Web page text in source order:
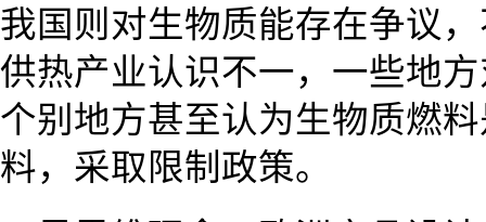
我国则对生物质能存在争议
供热产业认识不一，一些地
个别地方甚至认为生物质燃
料，采取限制政策。